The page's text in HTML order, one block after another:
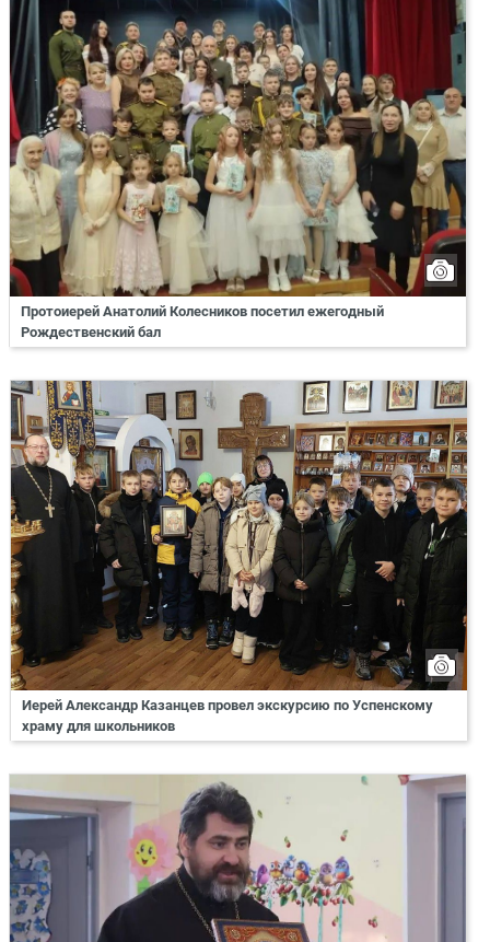
Протоиерей Анатолий Колесников посетил ежегодный
Рождественский бал
Иерей Александр Казанцев провел экскурсию по Успенскому
храму для школьников